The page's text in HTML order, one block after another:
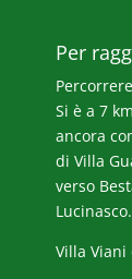
Per
Si è a 7
ancora
di Villa
verso
Lucinasco.
Villa